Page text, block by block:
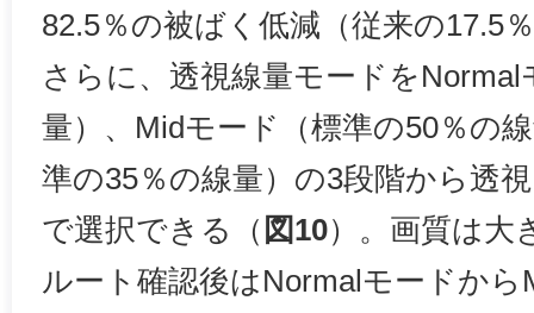
82.5％の被ばく低減（従来の17.5
さらに、透視線量モードをNormal
量）、Midモード（標準の50％の
準の35％の線量）の3段階から透
で選択できる（ 図10）。画質は大
ルート確認後はNormalモードか